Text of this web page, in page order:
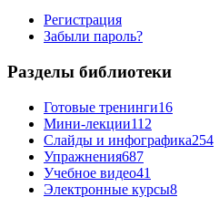
Регистрация
Забыли пароль?
Разделы библиотеки
Готовые тренинги16
Мини-лекции112
Слайды и инфографика254
Упражнения687
Учебное видео41
Электронные курсы8